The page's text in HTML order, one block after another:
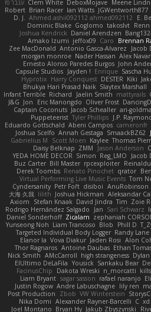
ענבר פז Clem White DeboxMojave Meene
Robert Brian Racer Ian Watts JGWentworth877
D. J. Ahmed.ashii092112 ahmed092112 E.
Dominic Blake Goglomo takoslvt Renn
Joshua Kendrick Daniel Arendzen
Amako Izumi jeffox09 Caro Brennan
Zee MacDonald Antonio Gasca-Alvarez Jacob
morgan monroe Nader Hassan Alex
Ernesto Alonso Paredes Burgos John
Capsule Studios Jayden ! Enrique Sascha
Hyprotix Harry Conquest DESTER Kiki
Bhukya Hari Prasad Naik Slaytex Marshall
Infant Terrible Richard Jaelin Smith mattyrails
J&G Jon Eric Manongdo Oliver Frost
Captain Coconuts Jacob Schealler ari-
Puppeteerist Tyler Phillips J.P.
Eduardo Gottschald Abeni Campos cameronfr
Joshua Scelfo Annah Gestaga SmaackBZ62
Gabrielius M
Scott Moen Kaylee Thomas
Daisy Belknap ZMM Jason Anderson
YEDA HOME DECOR Simon Reg_LMO Jacob
Buz Carter Bill Master rpcexploiter
Derek Toombs Renato Pinochet qrator Ben
Virtual Performing Live Music Events Tom
Cyndersanity Petr Fořt disiboi AnuRobinson
大海 久我 lilith Joshua Hickman Aleksandar
Axiom
Stefan Knaak David Jindra Tim Zoie
Rodrigo Hernández Salgado
Jan Sari Schwarz
Daniel Sonderhoff Zicalam zephaniah
Yunseong Noh Liam Trancoso Blob Phill D
Targeted Individual Body Logger Randy Lane
Elanor la Vova Diakur Jaden Rosi Alon
Thor Ragnaros Antoine Daubas Ethan
Nick Smith AMcCarroll high strangeness
ElUltimo DeLaFila Yousick Sankaku Bear
FacinusChip
Dakota Wreski n_morcatti
Liam Bryant sagar sasson rafael naranjo
Justin Rogow Andre Labuschagne lily ren
Post Production
Zbob VW Winterstein
Nika Domi Alexander Rayner-Barcelli C
Joel Montano Bryan Hy Jakub Zbyszynski